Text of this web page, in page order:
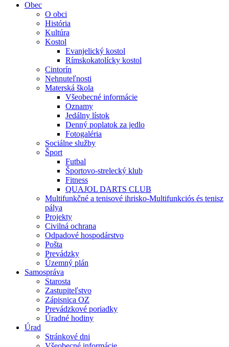
Obec
O obci
História
Kultúra
Kostol
Evanjelický kostol
Rímskokatolícky kostol
Cintorín
Nehnuteľnosti
Materská škola
Všeobecné informácie
Oznamy
Jedálny lístok
Denný poplatok za jedlo
Fotogaléria
Sociálne služby
Šport
Futbal
Športovo-strelecký klub
Fitness
QUAJOL DARTS CLUB
Multifunkčné a tenisové ihrisko-Multifunkciós és tenisz
pálya
Projekty
Civilná ochrana
Odpadové hospodárstvo
Pošta
Prevádzky
Územný plán
Samospráva
Starosta
Zastupiteľstvo
Zápisnica OZ
Prevádzkové poriadky
Úradné hodiny
Úrad
Stránkové dni